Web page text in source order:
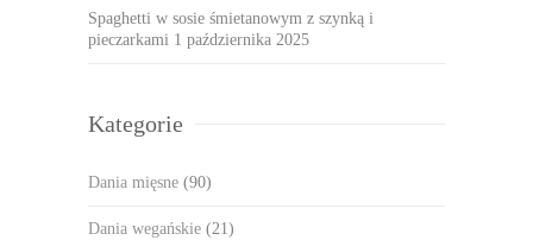
Spaghetti w sosie śmietanowym z szynką i
pieczarkami 1 października 2025
Kategorie
Dania mięsne (90)
Dania wegańskie (21)